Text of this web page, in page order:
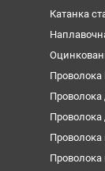
Катанка
Проволока
Проволока
Проволока
Проволока